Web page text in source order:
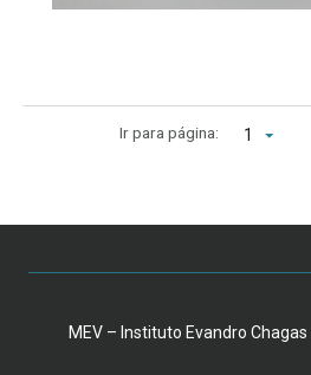
Ir para página: 1
MEV – Instituto Evandro Chagas